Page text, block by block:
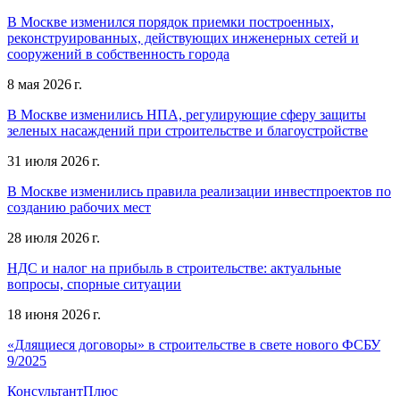
В Москве изменился порядок приемки построенных,
реконструированных, действующих инженерных сетей и
сооружений в собственность города
8 мая 2026 г.
В Москве изменились НПА, регулирующие сферу защиты
зеленых насаждений при строительстве и благоустройстве
31 июля 2026 г.
В Москве изменились правила реализации инвестпроектов по
созданию рабочих мест
28 июля 2026 г.
НДС и налог на прибыль в строительстве: актуальные
вопросы, спорные ситуации
18 июня 2026 г.
«Длящиеся договоры» в строительстве в свете нового ФСБУ
9/2025
КонсультантПлюс